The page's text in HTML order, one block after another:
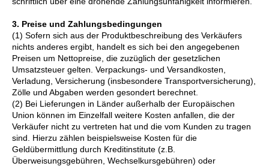
3. Preise und Zahlungsbedingungen
(1) Sofern sich aus der Produktbeschreibung des Verkäufers
nichts anderes ergibt, handelt es sich bei den angegebenen
Preisen um Nettopreise, die zuzüglich der gesetzlichen
Umsatzsteuer gelten. Verpackungs- und Versandkosten,
Verladung, Versicherung (insbesondere Transportversicherung),
Zölle und Abgaben werden gesondert berechnet.
(2) Bei Lieferungen in Länder außerhalb der Europäischen
Union können im Einzelfall weitere Kosten anfallen, die der
Verkäufer nicht zu vertreten hat und die vom Kunden zu tragen
sind. Hierzu zählen beispielsweise Kosten für die
Geldübermittlung durch Kreditinstitute (z.B.
Überweisungsgebühren, Wechselkursgebühren) oder